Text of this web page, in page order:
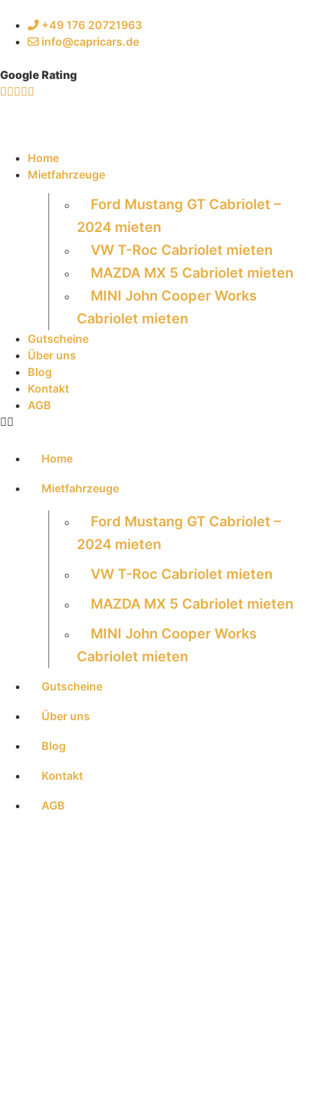
+49 176 20721963
info@capricars.de
Google Rating
Home
Mietfahrzeuge
Ford Mustang GT Cabriolet –
2024 mieten
VW T-Roc Cabriolet mieten
MAZDA MX 5 Cabriolet mieten
MINI John Cooper Works
Cabriolet mieten
Gutscheine
Über uns
Blog
Kontakt
AGB
Home
Mietfahrzeuge
Ford Mustang GT Cabriolet –
2024 mieten
VW T-Roc Cabriolet mieten
MAZDA MX 5 Cabriolet mieten
MINI John Cooper Works
Cabriolet mieten
Gutscheine
Über uns
Blog
Kontakt
AGB